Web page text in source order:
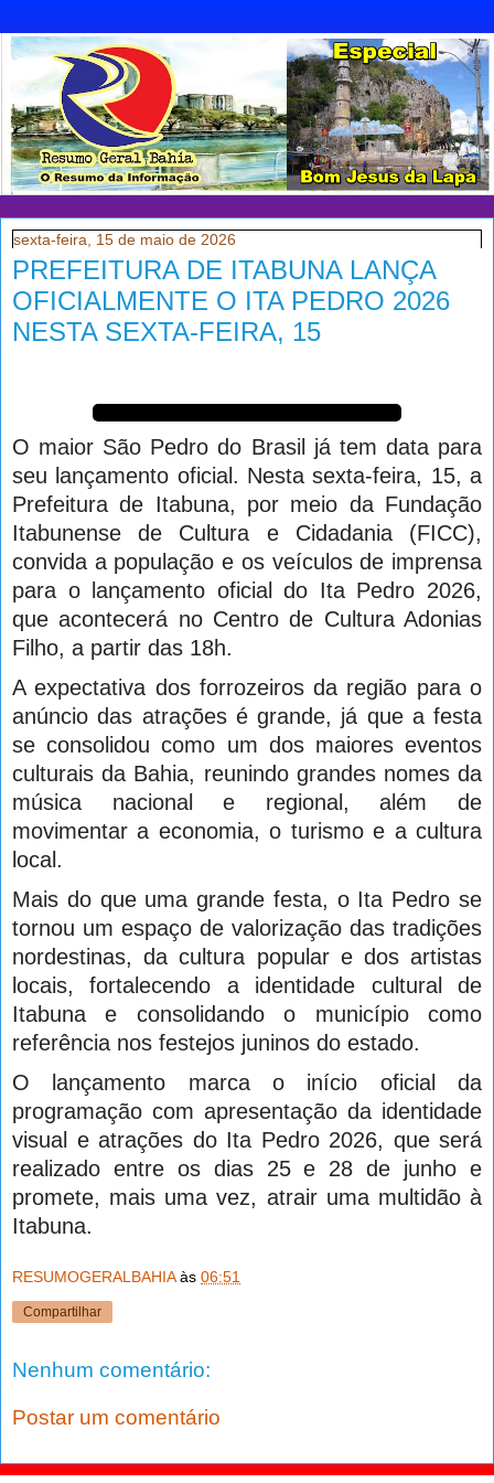
sexta-feira, 15 de maio de 2026
PREFEITURA DE ITABUNA LANÇA
OFICIALMENTE O ITA PEDRO 2026
NESTA SEXTA-FEIRA, 15
O maior São Pedro do Brasil já tem data para
seu lançamento oficial. Nesta sexta-feira, 15, a
Prefeitura de Itabuna, por meio da Fundação
Itabunense de Cultura e Cidadania (FICC),
convida a população e os veículos de imprensa
para o lançamento oficial do Ita Pedro 2026,
que acontecerá no Centro de Cultura Adonias
Filho, a partir das 18h.
A expectativa dos forrozeiros da região para o
anúncio das atrações é grande, já que a festa
se consolidou como um dos maiores eventos
culturais da Bahia, reunindo grandes nomes da
música nacional e regional, além de
movimentar a economia, o turismo e a cultura
local.
Mais do que uma grande festa, o Ita Pedro se
tornou um espaço de valorização das tradições
nordestinas, da cultura popular e dos artistas
locais, fortalecendo a identidade cultural de
Itabuna e consolidando o município como
referência nos festejos juninos do estado.
O lançamento marca o início oficial da
programação com apresentação da identidade
visual e atrações do Ita Pedro 2026, que será
realizado entre os dias 25 e 28 de junho e
promete, mais uma vez, atrair uma multidão à
Itabuna.
RESUMOGERALBAHIA às 06:51
Compartilhar
Nenhum comentário:
Postar um comentário